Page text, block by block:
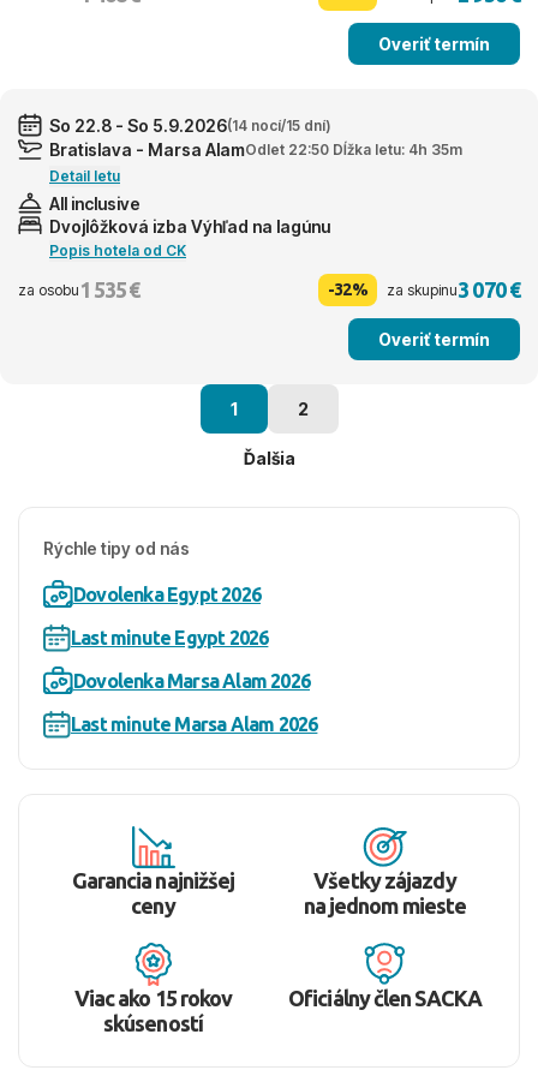
Overiť termín
So 22.8 - So 5.9.2026(14 nocí/15 dní)
Bratislava - Marsa AlamOdlet 22:50 Dĺžka letu: 4h 35m
Detail letu
All inclusive
Dvojlôžková izba Výhľad na lagúnu
Popis hotela od CK
za osobu 1 535 € -32% za skupinu3 070 €
Overiť termín
1 2
Ďalšia
Rýchle tipy od nás
Dovolenka Egypt 2026
Last minute Egypt 2026
Dovolenka Marsa Alam 2026
Last minute Marsa Alam 2026
Garancia najnižšej
ceny
Všetky zájazdy
na jednom mieste
Viac ako 15 rokov
skúseností
Oficiálny člen SACKA